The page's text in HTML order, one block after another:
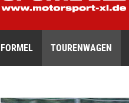
FORMEL TOURENWAGEN